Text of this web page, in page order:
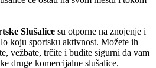
Slušalice su otporne na znojenje i
koju sportsku aktivnost. Možete ih
vežbate, trčite i budite sigurni da vam
druge komercijalne slušalice.